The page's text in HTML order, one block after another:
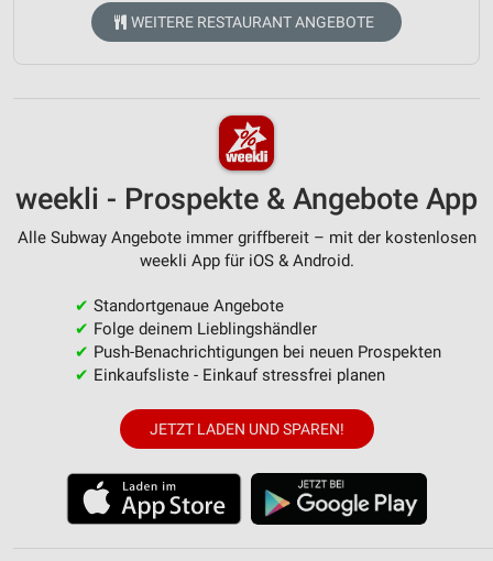
WEITERE RESTAURANT ANGEBOTE
weekli - Prospekte & Angebote App
Alle Subway Angebote immer griffbereit – mit der kostenlosen
weekli App für iOS & Android.
✔ Standortgenaue Angebote
✔ Folge deinem Lieblingshändler
✔ Push-Benachrichtigungen bei neuen Prospekten
✔ Einkaufsliste - Einkauf stressfrei planen
JETZT LADEN UND SPAREN!